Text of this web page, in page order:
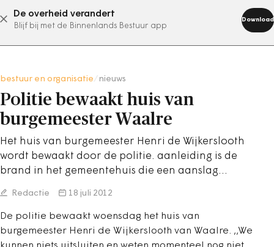
De overheid verandert
Blijf bij met de Binnenlands Bestuur app
Download
abonneer nu
bestuur en organisatie nieuws
Politie bewaakt huis van
burgemeester Waalre
Het huis van burgemeester Henri de Wijkerslooth
wordt bewaakt door de politie. aanleiding is de
brand in het gemeentehuis die een aanslag…
Redactie 18 juli 2012
De politie bewaakt woensdag het huis van
burgemeester Henri de Wijkerslooth van Waalre. ,,We